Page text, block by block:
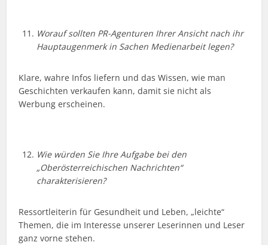
Worauf sollten PR-Agenturen Ihrer Ansicht nach ihr
Hauptaugenmerk in Sachen Medienarbeit legen?
Klare, wahre Infos liefern und das Wissen, wie man
Geschichten verkaufen kann, damit sie nicht als
Werbung erscheinen.
Wie würden Sie Ihre Aufgabe bei den
„Oberösterreichischen Nachrichten“
charakterisieren?
Ressortleiterin für Gesundheit und Leben, „leichte“
Themen, die im Interesse unserer Leserinnen und Leser
ganz vorne stehen.